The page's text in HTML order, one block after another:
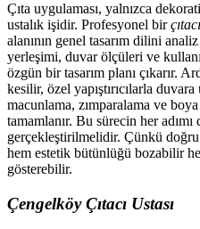
Çıta uygulaması, yalnızca
ustalık işidir. Profesyonel bir
alanının genel tasarım dilini
yerleşimi, duvar ölçüleri ve
özgün bir tasarım planı çıkarır.
kesilir, özel yapıştırıcılarla
macunlama, zımparalama ve
tamamlanır. Bu sürecin her
gerçekleştirilmelidir. Çünkü doğru
hem estetik bütünlüğü bozabilir
gösterebilir.
Çengelköy Çıtacı Ustası